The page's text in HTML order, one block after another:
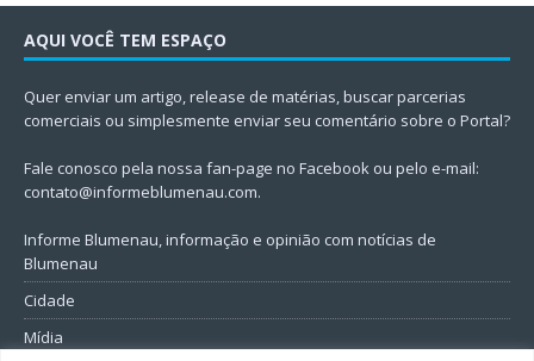
AQUI VOCÊ TEM ESPAÇO
Quer enviar um artigo, release de matérias, buscar parcerias
comerciais ou simplesmente enviar seu comentário sobre o Portal?
Fale conosco pela nossa fan-page no Facebook ou pelo e-mail:
contato@informeblumenau.com.
Informe Blumenau, informação e opinião com notícias de
Blumenau
Cidade
Mídia